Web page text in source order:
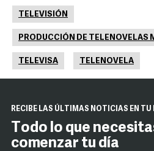
TELEVISIÓN
PRODUCCIÓN DE TELENOVELAS
TELEVISA TELENOVELA
RECIBE LAS ÚLTIMAS NOTICIAS EN TU
Todo lo que
comenzar tu día